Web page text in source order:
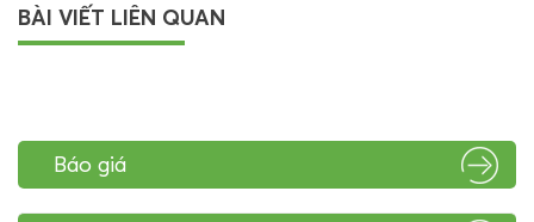
BÀI VIẾT LIÊN QUAN
Báo giá